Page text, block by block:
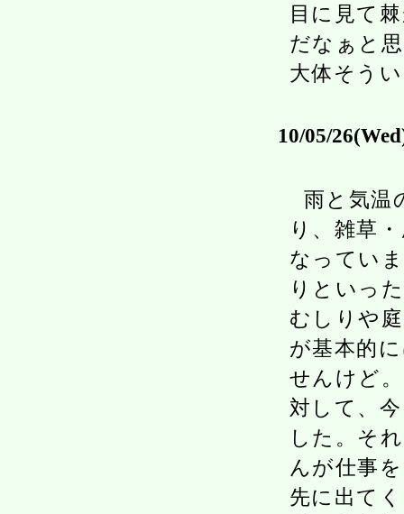
目に見て
だなぁと
大体そう
10/05/
雨と気温
り、雑草
なってい
りといっ
むしりや
が基本的
せんけど
対して、
した。そ
んが仕事
先に出て